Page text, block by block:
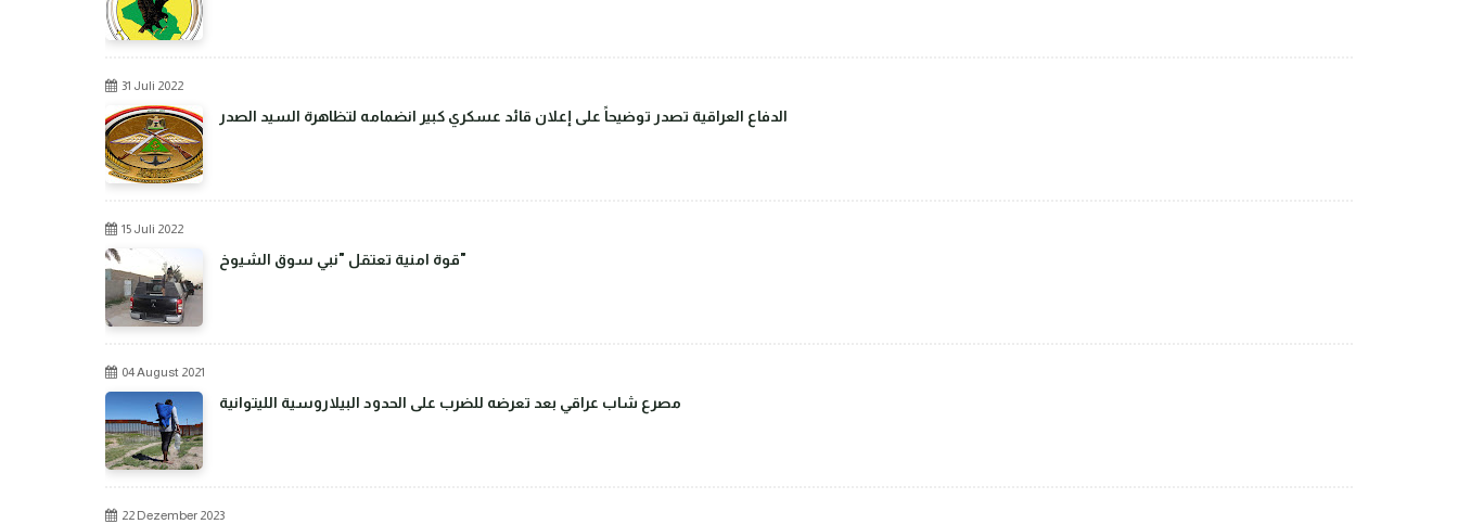
31 Juli 2022
الدفاع العراقية تصدر توضيحاً على إعلان قائد عسكري كبير انضمامه لتظاهرة السيد الصدر
15 Juli 2022
قوة امنية تعتقل "نبي سوق الشيوخ"
04 August 2021
مصرع شاب عراقي بعد تعرضه للضرب على الحدود البيلاروسية الليتوانية
22 Dezember 2023